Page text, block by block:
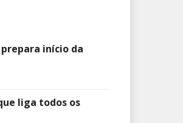
início da
que liga todos os